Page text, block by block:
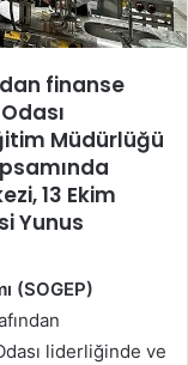
finanse
Müdürlüğü
13 Ekim
Yunus
(SOGEP)
liderliğinde ve